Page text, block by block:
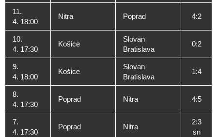
11.
4. 18:00
Nitra Poprad 4:2
10.
4. 17:30
Košice
Slovan
Bratislava
0:2
9.
4. 18:00
Košice
Slovan
Bratislava
1:4
8.
4. 17:30
Poprad Nitra 4:5
7.
4. 17:30
Poprad Nitra
2:3
sn